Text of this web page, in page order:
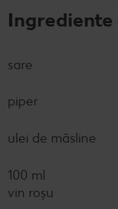
Ingrediente
sare
piper
ulei de măsline
100 ml
vin roșu